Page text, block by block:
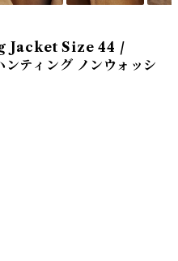
Jacket Size 44 /
ティング ノンウォッシ